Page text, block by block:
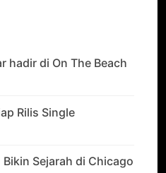
hadir di On The Beach
Rilis Single
Sejarah di Chicago